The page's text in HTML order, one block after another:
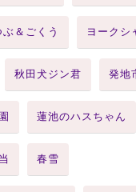
ぶ＆ごくう ヨークシ
秋田犬ジン君 発地
蓮池のハスちゃん
春雪